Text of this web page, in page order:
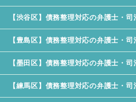
【渋谷区】債務整理対応の弁護士・
【豊島区】債務整理対応の弁護士・
【墨田区】債務整理対応の弁護士・
【練馬区】債務整理対応の弁護士・